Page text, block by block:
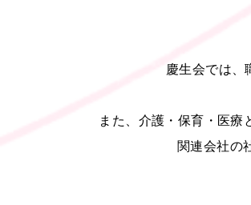
慶生会では、
また、介護・保育・医療
関連会社の